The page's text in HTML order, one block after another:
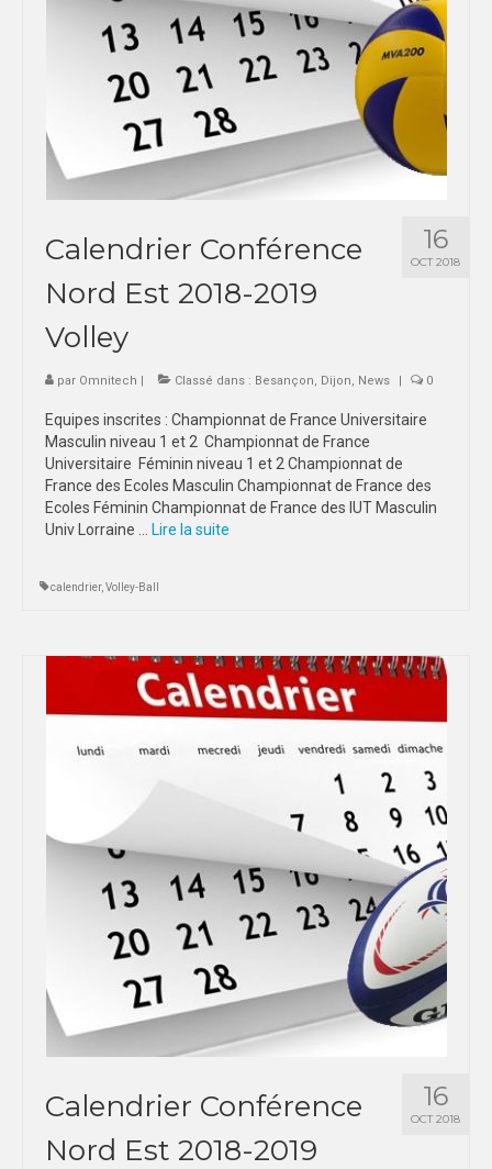
16
OCT 2018
Calendrier Conférence
Nord Est 2018-2019
Volley
par Omnitech | Classé dans : Besançon, Dijon, News | 0
Equipes inscrites : Championnat de France Universitaire
Masculin niveau 1 et 2 Championnat de France
Universitaire Féminin niveau 1 et 2 Championnat de
France des Ecoles Masculin Championnat de France des
Ecoles Féminin Championnat de France des IUT Masculin
Univ Lorraine …
Lire la suite­­
calendrier, Volley-Ball
16
OCT 2018
Calendrier Conférence
Nord Est 2018-2019